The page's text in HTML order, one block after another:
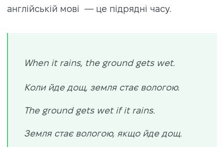
англійській мові — це підрядні часу.
When it rains, the ground gets wet.
Коли йде дощ, земля стає вологою.
The ground gets wet if it rains.
Земля стає вологою, якщо йде дощ.